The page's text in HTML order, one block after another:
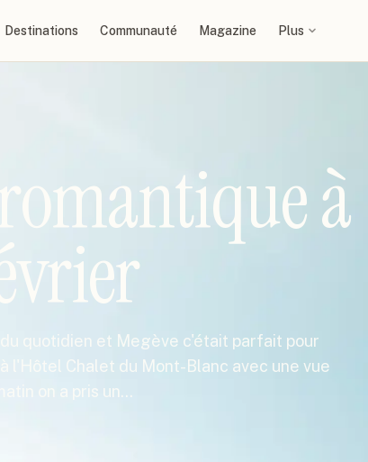
Destinations Communauté Magazine Plus
romantique à
du quotidien et Megève c'était parfait pour
l'Hôtel Chalet du Mont-Blanc avec une vue
on a pris un…